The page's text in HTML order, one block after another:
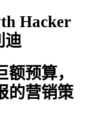
Hacker
迪
预算，
的营销策